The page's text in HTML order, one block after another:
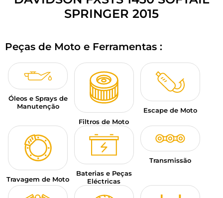
BAGAGEM PARA MOTO
CARTÕES PRESENTE
PT | EUR € — MODIFICAR
CONSELHOS
CONTACTAR-NOS
SPRINGER 2015
Peças de Moto e Ferramentas :
Óleos e Sprays de
Manutenção
Filtros de Moto
Escape de Moto
Travagem de Moto
Baterias e Peças
Eléctricas
Transmissão